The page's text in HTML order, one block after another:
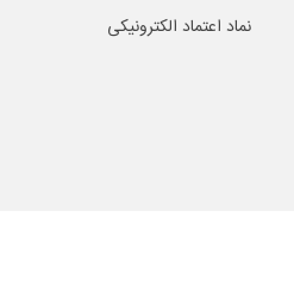
نماد اعتماد الکترونیکی